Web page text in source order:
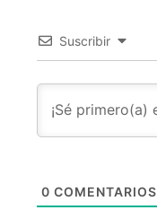
Suscribir
0 COMENTARIOS